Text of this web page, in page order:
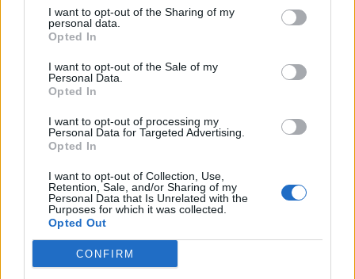
I want to opt-out of the Sharing of my
personal data.
Opted In
I want to opt-out of the Sale of my
Personal Data.
Opted In
I want to opt-out of processing my
Personal Data for Targeted Advertising.
Opted In
I want to opt-out of Collection, Use,
Retention, Sale, and/or Sharing of my
Personal Data that Is Unrelated with the
Purposes for which it was collected.
Opted Out
CONFIRM
Ню Йорк стана 14-ият щат на САЩ, в
който е разрешена евтаназията
06.08.2026 / 16:00